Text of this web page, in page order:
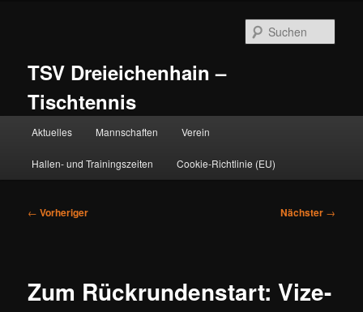
TSV Dreieichenhain –
Tischtennis
Aktuelles Mannschaften Verein
Hallen- und Trainingszeiten Cookie-Richtlinie (EU)
Beitragsnavigation
← Vorheriger Nächster →
Zum Rückrundenstart: Vize-